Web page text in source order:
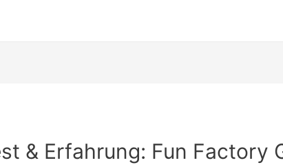
& Erfahrung: Fun Factory